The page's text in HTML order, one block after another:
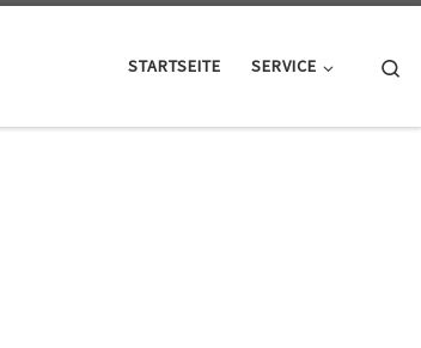
STARTSEITE SERVICE